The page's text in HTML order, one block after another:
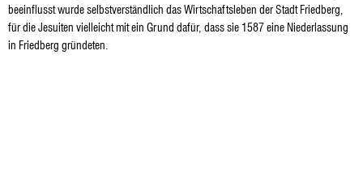
beeinflusst wurde selbstverständlich das Wirtschaftsleben der Stadt Friedberg,
für die Jesuiten vielleicht mit ein Grund dafür, dass sie 1587 eine Niederlassung
in Friedberg gründeten.